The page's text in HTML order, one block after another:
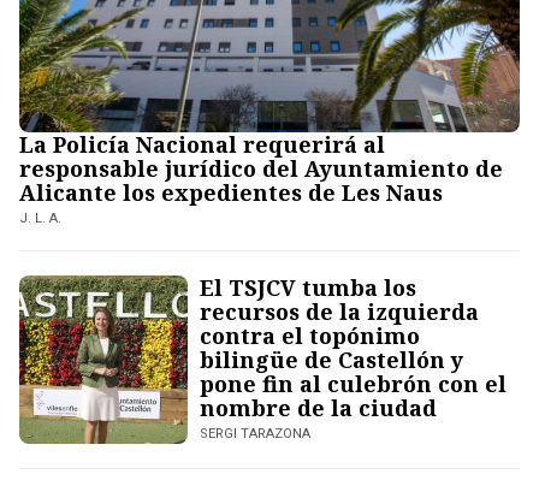
La Policía Nacional requerirá al
responsable jurídico del Ayuntamiento de
Alicante los expedientes de Les Naus
J. L. A.
El TSJCV tumba los
recursos de la izquierda
contra el topónimo
bilingüe de Castellón y
pone fin al culebrón con el
nombre de la ciudad
SERGI TARAZONA